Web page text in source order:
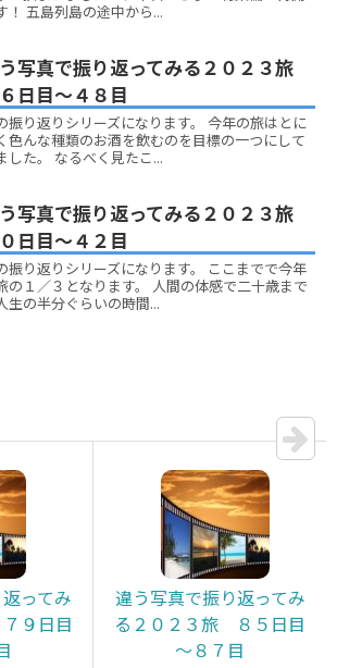
！ 五島列島の途中から...
写真で振り返ってみる２０２３旅
日目～４８目
振り返りシリーズになります。 今年の旅はとに
色んな種類のお酒を飲むのを目標の一つにして
した。 なるべく見たこ...
写真で振り返ってみる２０２３旅
日目～４２目
振り返りシリーズになります。 ここまでで今年
の１／３となります。 人間の体感で二十歳まで
生の半分ぐらいの時間...
ってみ
９日目
違う写真で振り返ってみ
る２０２３旅 ８５日目
～８７目